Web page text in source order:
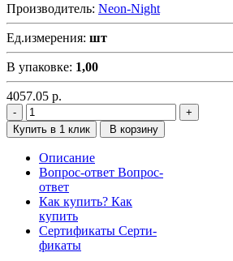
Производитель: Neon-Night
Ед.измерения: шт
В упаковке: 1,00
4057.05 р.
Купить в 1 клик В корзину
Описание
Вопрос-ответ Вопрос-
ответ
Как купить? Как
купить
Сертификаты Серти-
фикаты